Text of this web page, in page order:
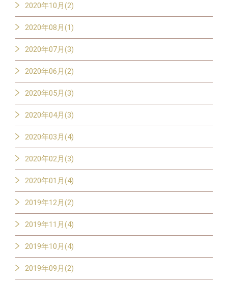
2020年10月(2)
2020年08月(1)
2020年07月(3)
2020年06月(2)
2020年05月(3)
2020年04月(3)
2020年03月(4)
2020年02月(3)
2020年01月(4)
2019年12月(2)
2019年11月(4)
2019年10月(4)
2019年09月(2)